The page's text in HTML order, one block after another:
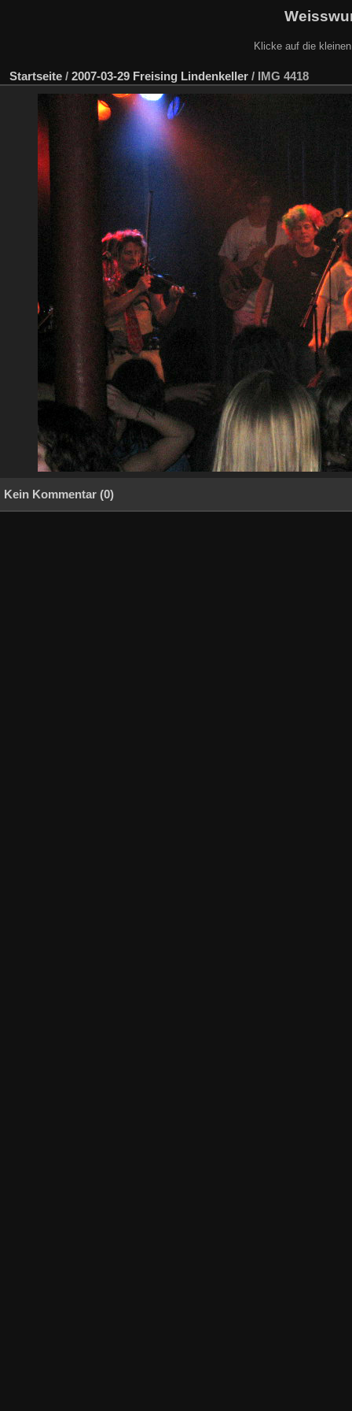
Klicke auf die
Startseite / 2007-03-29 Freising Lindenkeller / IMG 4418
Kein Kommentar (0)